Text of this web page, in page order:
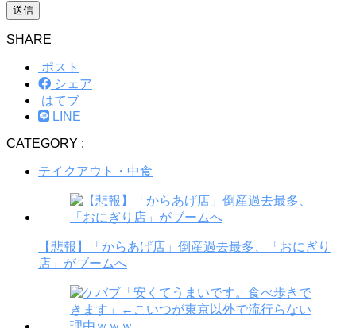
SHARE
ポスト
シェア
はてブ
LINE
CATEGORY :
テイクアウト・中食
【悲報】「からあげ店」倒産過去最多、「おにぎり
店」がブームへ